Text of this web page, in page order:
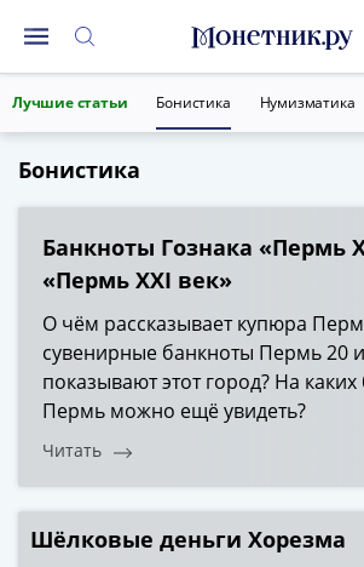
Монеты
Федерации
Регулярные
реформы
(1992-
1993)
после
реформы
Юбилейные
памятные
Лучшие статьи Бонистика Нумизматика
Бонистика
Банкноты Гознака «Пермь
«Пермь XXI век»
О чём рассказывает купюра
сувенирные банкноты Пермь 20
показывают этот город? На каких
Пермь можно ещё увидеть?
Читать
Шёлковые деньги Хорезма